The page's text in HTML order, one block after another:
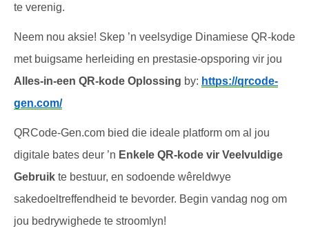
te verenig.
Neem nou aksie! Skep ’n veelsydige Dinamiese QR-kode
met buigsame herleiding en prestasie-opsporing vir jou
Alles-in-een QR-kode Oplossing by: https://qrcode-
gen.com/
QRCode-Gen.com bied die ideale platform om al jou
digitale bates deur ’n Enkele QR-kode vir Veelvuldige
Gebruik te bestuur, en sodoende wêreldwye
sakedoeltreffendheid te bevorder. Begin vandag nog om
jou bedrywighede te stroomlyn!